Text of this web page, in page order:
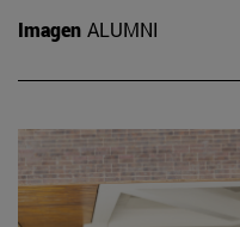
Imagen ALUMNI